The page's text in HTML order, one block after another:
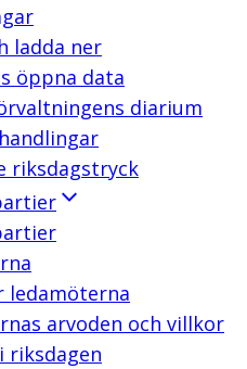
ladda ner
öppna data
diarium
riksdagstryck
ledamöterna
arvoden och villkor
riksdagen